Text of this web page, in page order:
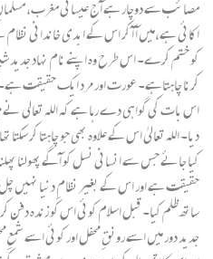
مصائب سے دوچار ہے آج عیسائی مغرب،
اکائی ہے،میں آ آ کر اس کے ابدی خاندانی
کو ختم کرے۔ اس طرح وہ اپنے نام نہاد
کرنا چاہتاہے۔ عورت اور مرد ایک حقیقت
اس بات کی گواہی دے رہا ہے کہ اللہ تعالی
دیا۔ اللہ تعالیٰ اس کے علاوہ بھی جو چاہتا کر
کیا جائے جس سے انسانی نسل کو آگے پھولنا
حقیقت ہے اور اس کے بغیر نظامِ دنیا
ساتھ ظلم کیا۔ قبل اسلام کوئی اس کو زندہ دفن
جدید دور میں اسے رونقِ محفل اور کوئی اسے